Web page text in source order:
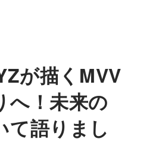
が描くMVV
へ！未来の
て語りまし